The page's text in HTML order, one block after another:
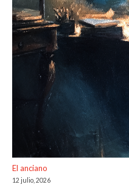
El anciano
12 julio, 2026